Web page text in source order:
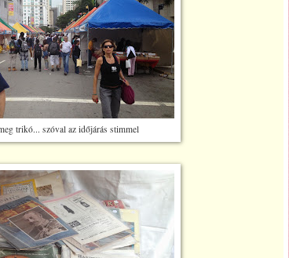
trikó... szóval az időjárás stimmel